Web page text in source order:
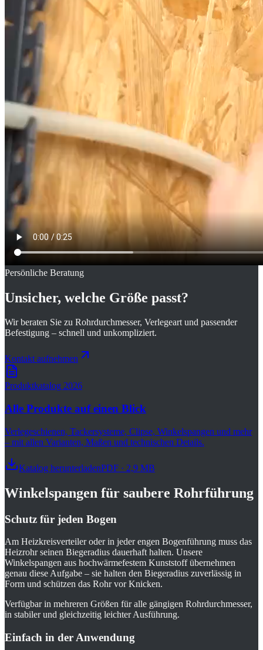
Persönliche Beratung
Unsicher, welche Größe passt?
Wir beraten Sie zu Rohrdurchmesser, Verlegeart und passender
Befestigung – schnell und unkompliziert.
Kontakt aufnehmen
Produktkatalog 2026
Alle Produkte auf einen Blick
Verlegeschienen, Tackersysteme, Clipse, Winkelspangen und mehr
– mit allen Varianten, Maßen und technischen Details.
Katalog herunterladenPDF · 2,9 MB
Winkelspangen für saubere Rohrführung
Schutz für jeden Bogen
Am Heizkreisverteiler oder in jeder engen Bogenführung muss das
Heizrohr seinen Biegeradius dauerhaft halten. Unsere
Winkelspangen aus hochwärmefestem Kunststoff übernehmen
genau diese Aufgabe – sie halten den Biegeradius zuverlässig in
Form und schützen das Rohr vor Knicken.
Verfügbar in mehreren Größen für alle gängigen Rohrdurchmesser,
in stabiler und gleichzeitig leichter Ausführung.
Einfach in der Anwendung